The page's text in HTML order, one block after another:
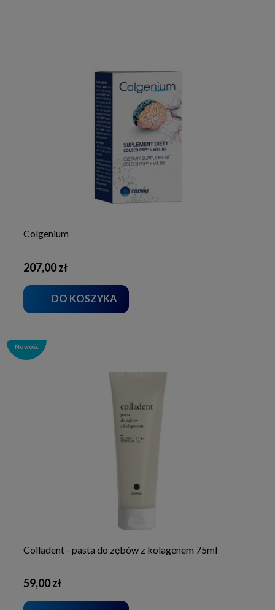
Colgenium
207,00 zł
DO KOSZYKA
Colladent - pasta do zębów z kolagenem 75ml
59,00 zł
Nowość